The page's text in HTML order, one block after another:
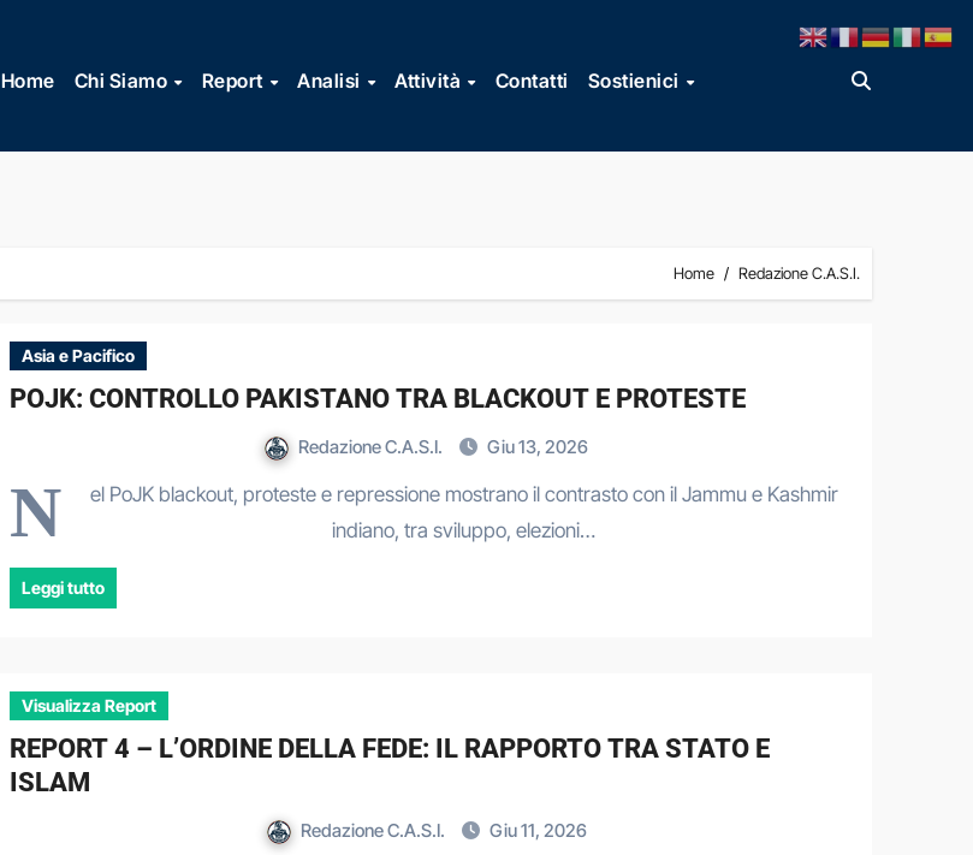
contenuto
Home Chi Siamo Report Analisi Attività Contatti Sostienici
Home Redazione C.A.S.I.
Asia e Pacifico
POJK: CONTROLLO PAKISTANO TRA BLACKOUT E PROTESTE
Redazione C.A.S.I. Giu 13, 2026
N
el PoJK blackout, proteste e repressione mostrano il contrasto con il Jammu e Kashmir
indiano, tra sviluppo, elezioni…
Leggi tutto
Visualizza Report
REPORT 4 – L’ORDINE DELLA FEDE: IL RAPPORTO TRA STATO E
ISLAM
Redazione C.A.S.I. Giu 11, 2026